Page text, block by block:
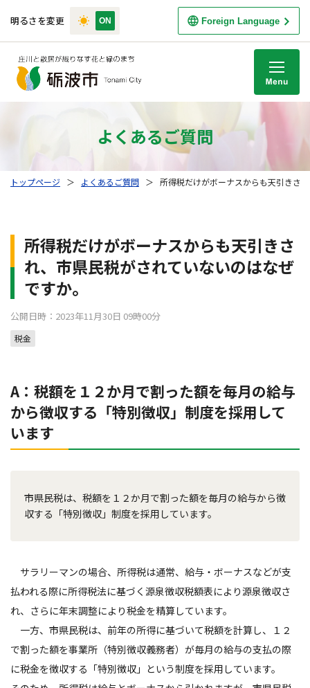
明るさを変更 Foreign Language
よくあるご質問
トップページ ＞ よくあるご質問 ＞ 所得税だけがボーナスからも天引きさ
所得税だけがボーナスからも天引きさ
れ、市県民税がされていないのはなぜ
ですか。
公開日時：2023年11月30日 09時00分
税金
A：税額を１２か月で割った額を毎月の給与
から徴収する「特別徴収」制度を採用して
います
市県民税は、税額を１２か月で割った額を毎月の給与から徴
収する「特別徴収」制度を採用しています。
サラリーマンの場合、所得税は通常、給与・ボーナスなどが支
払われる際に所得税法に基づく源泉徴収税額表により源泉徴収さ
れ、さらに年末調整により税金を精算しています。
一方、市県民税は、前年の所得に基づいて税額を計算し、１２
で割った額を事業所（特別徴収義務者）が毎月の給与の支払の際
に税金を徴収する「特別徴収」という制度を採用しています。